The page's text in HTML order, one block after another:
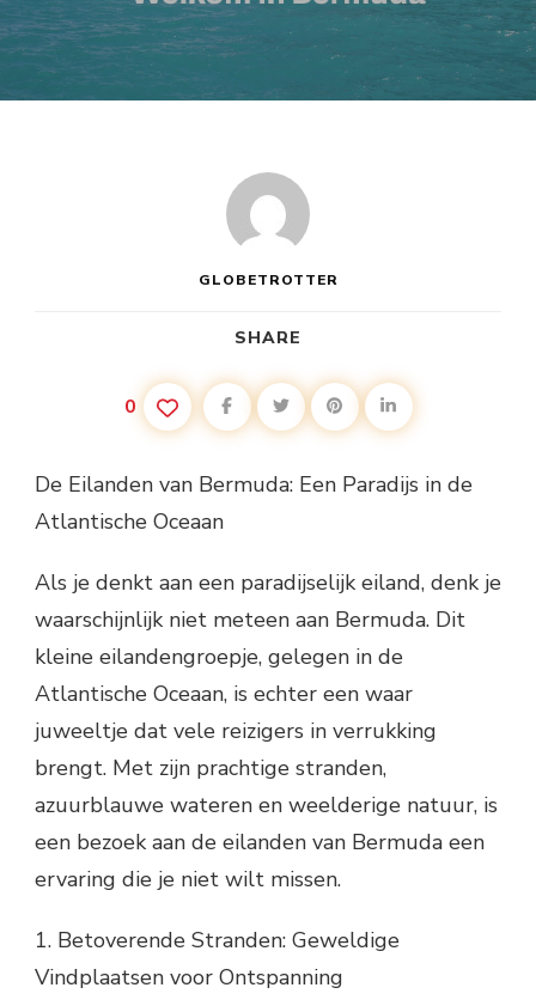
GLOBETROTTER
SHARE
0
De Eilanden van Bermuda: Een Paradijs in de
Atlantische Oceaan
Als je denkt aan een paradijselijk eiland, denk je
waarschijnlijk niet meteen aan Bermuda. Dit
kleine eilandengroepje, gelegen in de
Atlantische Oceaan, is echter een waar
juweeltje dat vele reizigers in verrukking
brengt. Met zijn prachtige stranden,
azuurblauwe wateren en weelderige natuur, is
een bezoek aan de eilanden van Bermuda een
ervaring die je niet wilt missen.
1. Betoverende Stranden: Geweldige
Vindplaatsen voor Ontspanning